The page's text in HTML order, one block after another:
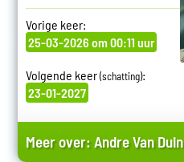
Vorige keer:
25-03-2026 om 00:11 uur
Volgende keer(schatting):
23-01-2027
Meer over:Andre Van Duin